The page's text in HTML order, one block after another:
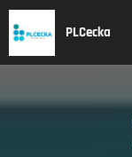
PLCecka